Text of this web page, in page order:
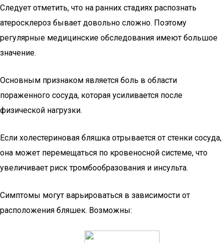
Следует отметить, что на ранних стадиях распознать
атеросклероз бывает довольно сложно. Поэтому
регулярные медицинские обследования имеют большое
значение.
Основным признаком является боль в области
пораженного сосуда, которая усиливается после
физической нагрузки.
Если холестериновая бляшка отрывается от стенки сосуда,
она может перемещаться по кровеносной системе, что
увеличивает риск тромбообразования и инсульта.
Симптомы могут варьироваться в зависимости от
расположения бляшек. Возможны: